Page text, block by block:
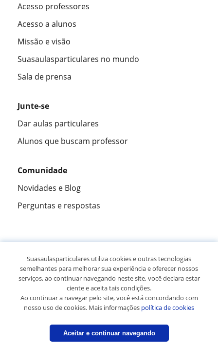
Acesso professores
Acesso a alunos
Missão e visão
Suasaulasparticulares no mundo
Sala de prensa
Junte-se
Dar aulas particulares
Alunos que buscam professor
Comunidade
Novidades e Blog
Perguntas e respostas
305883opiniões de alunos
© 2007 - 2026 Suas aulas particulares
Mapa do site:Professores particulares
Suasaulasparticulares utiliza cookies e outras tecnologias
semelhantes para melhorar sua experiência e oferecer nossos
serviços, ao continuar navegando neste site, você declara estar
ciente e aceita tais condições.
Ao continuar a navegar pelo site, você está concordando com
nosso uso de cookies. Mais informações política de cookies
Aceitar e continuar navegando